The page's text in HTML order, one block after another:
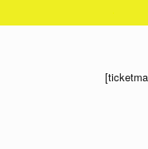
Inhalt